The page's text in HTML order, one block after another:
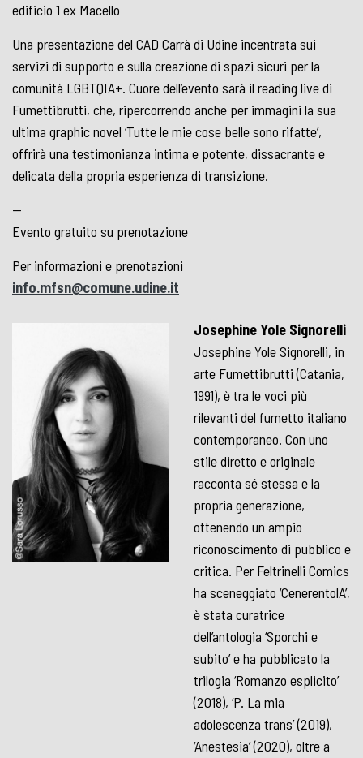
edificio 1 ex Macello
Una presentazione del CAD Carrà di Udine incentrata sui
servizi di supporto e sulla creazione di spazi sicuri per la
comunità LGBTQIA+. Cuore dell’evento sarà il reading live di
Fumettibrutti, che, ripercorrendo anche per immagini la sua
ultima graphic novel ‘Tutte le mie cose belle sono rifatte’,
offrirà una testimonianza intima e potente, dissacrante e
delicata della propria esperienza di transizione.
—
Evento gratuito su prenotazione
Per informazioni e prenotazioni
info.mfsn@comune.udine.it
Josephine Yole Signorelli
Josephine Yole Signorelli, in
arte Fumettibrutti (Catania,
1991), è tra le voci più
rilevanti del fumetto italiano
contemporaneo. Con uno
stile diretto e originale
racconta sé stessa e la
propria generazione,
ottenendo un ampio
riconoscimento di pubblico e
critica. Per Feltrinelli Comics
ha sceneggiato ‘CenerentolA’,
è stata curatrice
dell’antologia ‘Sporchi e
subito’ e ha pubblicato la
trilogia ‘Romanzo esplicito’
(2018), ‘P. La mia
adolescenza trans’ (2019),
‘Anestesia’ (2020), oltre a